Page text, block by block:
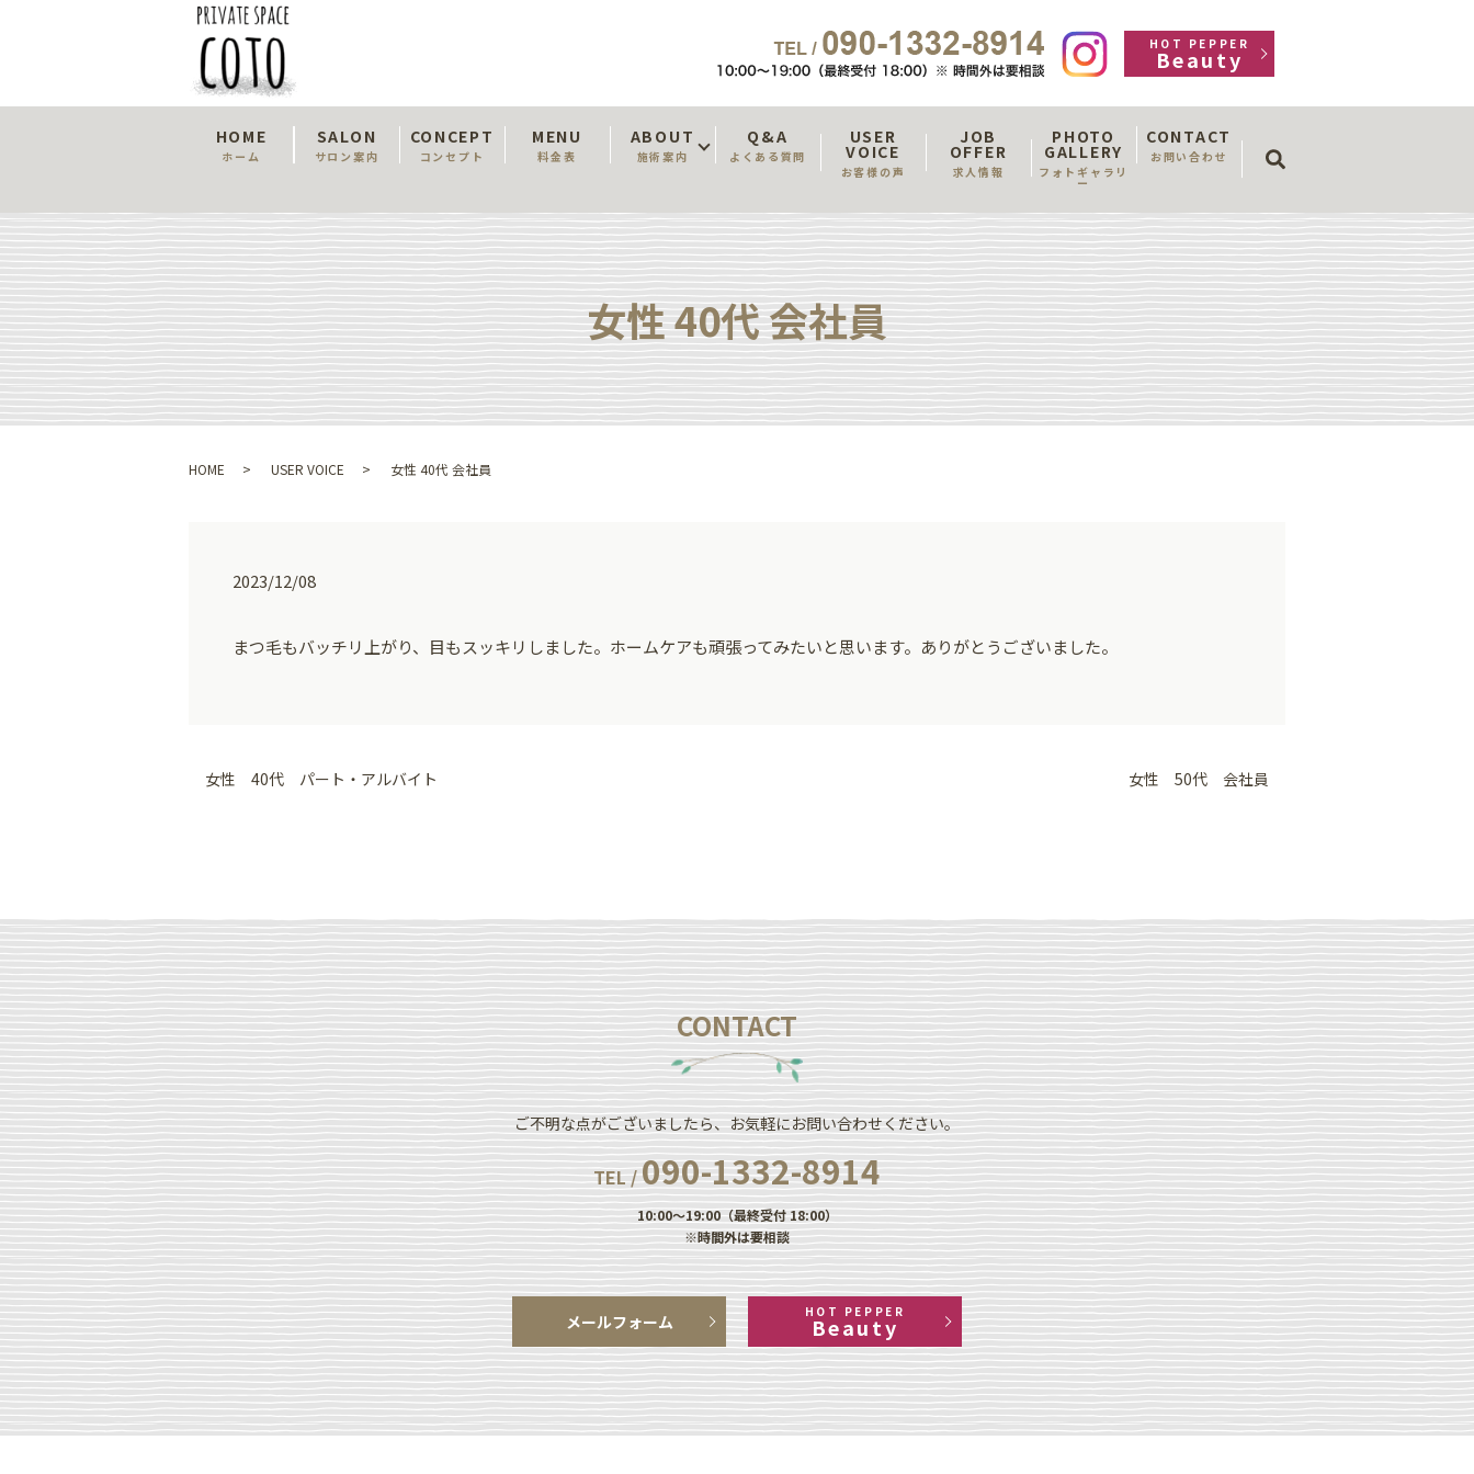
HOME
ホーム
SALON
サロン案内
CONCEPT
コンセプト
MENU
料金表
ABOUT
施術案内
Q&A
よくある質問
USER
VOICE
お客様の声
JOB
OFFER
求人情報
PHOTO
GALLERY
フォトギャラリ
ー
CONTACT
お問い合わせ
HOT PEPPER
Beauty
女性 40代 会社員
HOME USER VOICE 女性 40代 会社員
2023/12/08
まつ毛もバッチリ上がり、目もスッキリしました。ホームケアも頑張ってみたいと思います。ありがとうございました。
女性 40代 パート・アルバイト 女性 50代 会社員
CONTACT
ご不明な点がございましたら、お気軽にお問い合わせください。
TEL / 090-1332-8914
10:00～19:00（最終受付 18:00）
※時間外は要相談
メールフォーム HOT PEPPER
Beauty